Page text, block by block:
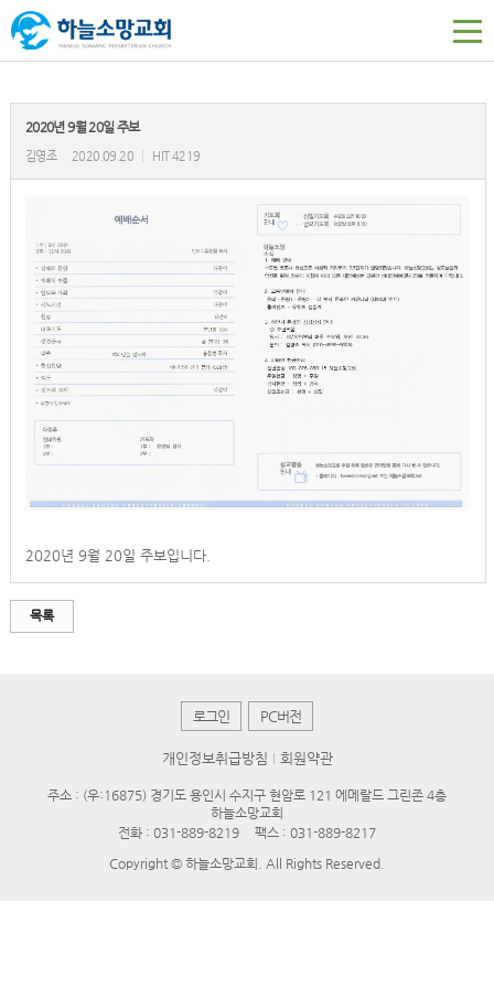
2020년 9월 20일 주보
김영조 2020.09.20 HIT 4219
2020년 9월 20일 주보입니다.
목록
로그인 PC버전
개인정보취급방침 회원약관
주소 : (우:16875) 경기도 용인시 수지구 현암로 121 에메랄드 그린존 4층
하늘소망교회
전화 : 031-889-8219
팩스 : 031-889-8217
Copyright © 하늘소망교회. All Rights Reserved.